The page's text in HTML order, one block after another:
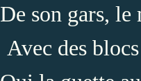
De son gars, le
Avec des